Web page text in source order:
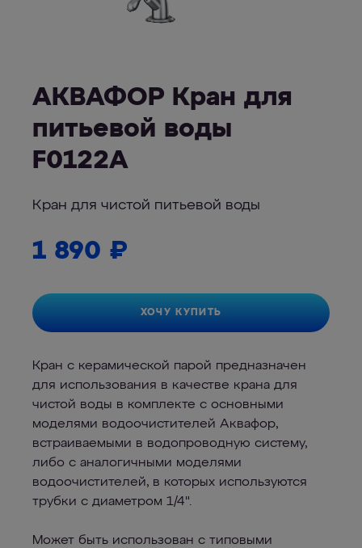
АКВАФОР Кран для
питьевой воды
F0122A
Кран для чистой питьевой воды
1 890 ₽
ХОЧУ КУПИТЬ
Кран с керамической парой предназначен
для использования в качестве крана для
чистой воды в комплекте с основными
моделями водоочистителей Аквафор,
встраиваемыми в водопроводную систему,
либо с аналогичными моделями
водоочистителей, в которых используются
трубки с диаметром 1/4".
Может быть использован с типовыми